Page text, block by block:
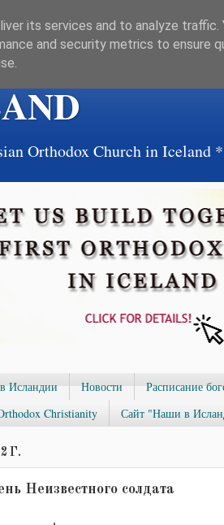
Orthodox Church in Iceland
Исландии Новости Расписание
Christianity Сайт "Наши в
Г.
Неизвестного солдата
its services and to analyze traffic.
and security metrics to ensure